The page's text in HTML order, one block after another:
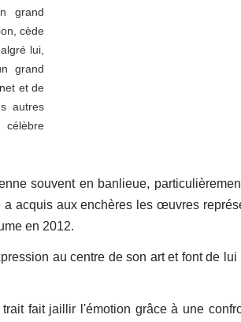
grand
cède
lui,
grand
et de
autres
célèbre
souvent en banlieue,
acquis aux enchères les œuvres
en 2012.
au centre de son art et font de
fait jaillir l'émotion grâce à une